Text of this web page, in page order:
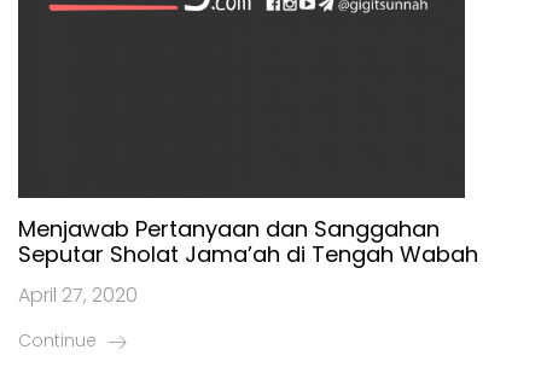
Menjawab Pertanyaan dan Sanggahan
Seputar Sholat Jama’ah di Tengah Wabah
April 27, 2020
Continue